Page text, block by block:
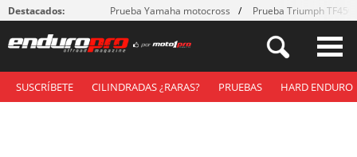
Destacados: Prueba Yamaha motocross Prueba Triumph
SUSCRÍBETE CILINDRADAS ¿RARAS? PRUEBAS HARD ENDURO